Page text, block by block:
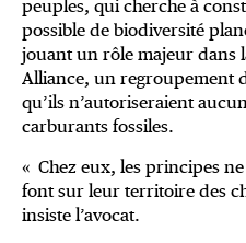
peuples, qui cherche à
possible de biodiversité
jouant un rôle majeur dans
Alliance, un regroupement
qu’ils n’autoriseraient
carburants fossiles.
« Chez eux, les principes
font sur leur territoire des
insiste l’avocat.